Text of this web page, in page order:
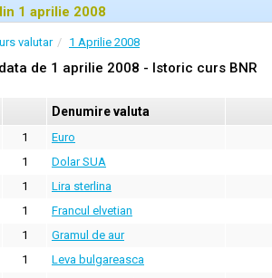
1 aprilie 2008
valutar 1 Aprilie 2008
de 1 aprilie 2008 - Istoric curs BNR
Denumire valuta
1 Euro
1 Dolar SUA
1 Lira sterlina
1 Francul elvetian
1 Gramul de aur
1 Leva bulgareasca